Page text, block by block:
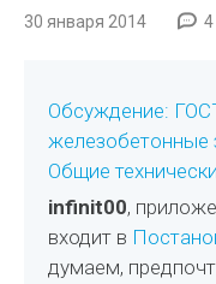
30 января 2014 4
Обсуждение:
железобетонные
Общие
infinit00,
входит в
думаем,